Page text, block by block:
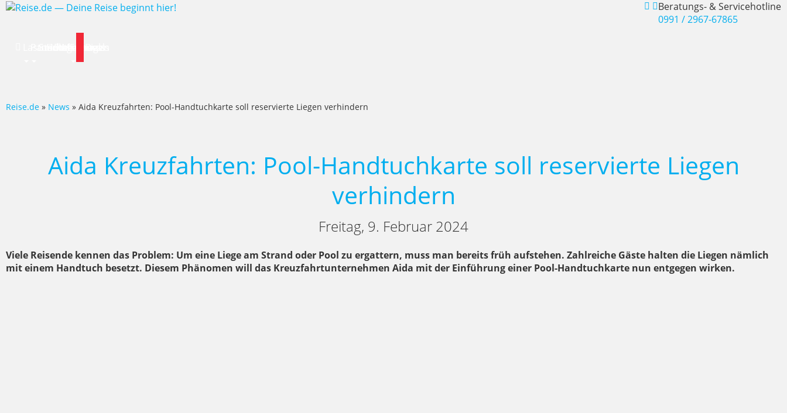
Beratungs- & Servicehotline
0991 / 2967-67865
Reise.de » News » Aida Kreuzfahrten: Pool-Handtuchkarte soll reservierte Liegen verhindern
Aida Kreuzfahrten: Pool-Handtuchkarte soll reservierte Liegen
verhindern
Freitag, 9. Februar 2024
Viele Reisende kennen das Problem: Um eine Liege am Strand oder Pool zu ergattern, muss man bereits früh aufstehen. Zahlreiche Gäste halten die Liegen nämlich
mit einem Handtuch besetzt. Diesem Phänomen will das Kreuzfahrtunternehmen Aida mit der Einführung einer Pool-Handtuchkarte nun entgegen wirken.